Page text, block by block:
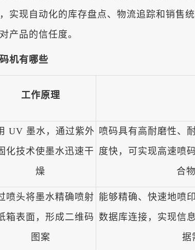
实现自动化的库存盘点、物流追踪和销售
产品的信任度。
机有哪些
工作原理
UV 墨水，通过紫外
化技术使墨水迅速干
燥
喷码具有高耐磨性、
度快，可实现高速喷
合
喷头将墨水精确喷射
箱表面，形成二维码
图案
能够精确、快速地喷
数据库连接，实现信
据